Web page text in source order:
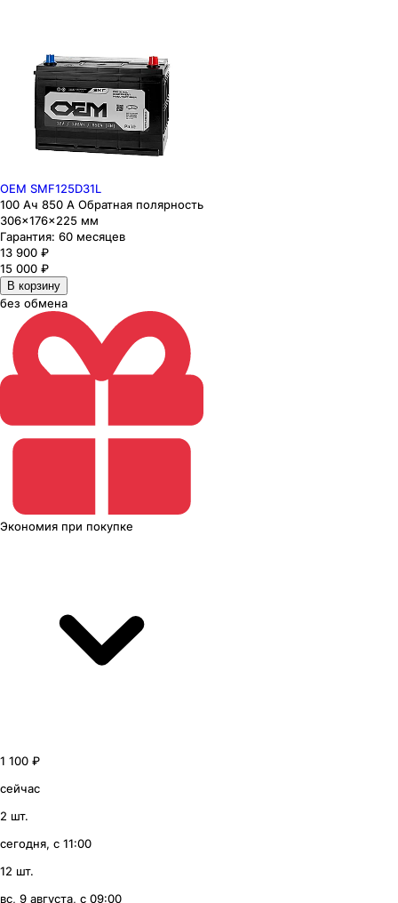
OEM SMF125D31L
100 Ач 850 А Обратная полярность
306×176×225 мм
Гарантия: 60 месяцев
13 900 ₽
15 000 ₽
В корзину
без обмена
Экономия при покупке
1 100 ₽
сейчас
2 шт.
сегодня, с 11:00
12 шт.
вс, 9 августа, с 09:00